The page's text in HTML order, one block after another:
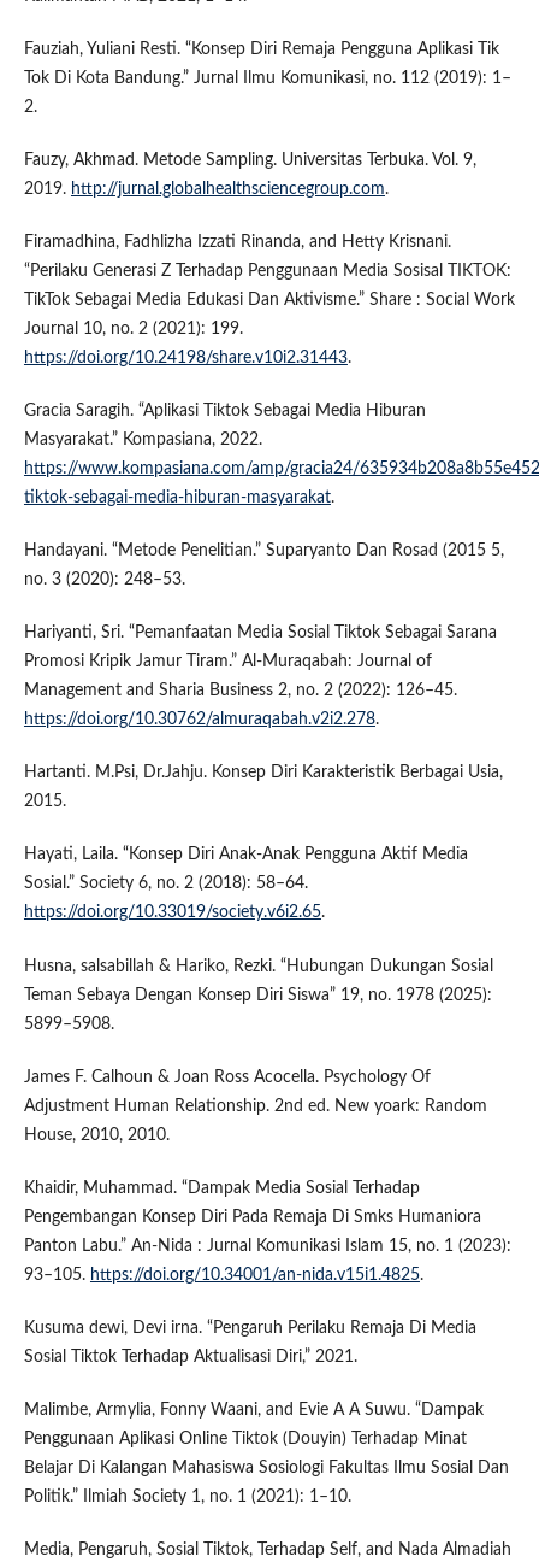
Fauziah, Yuliani Resti. “Konsep Diri Remaja Pengguna Aplikasi Tik
Tok Di Kota Bandung.” Jurnal Ilmu Komunikasi, no. 112 (2019): 1–
2.
Fauzy, Akhmad. Metode Sampling. Universitas Terbuka. Vol. 9,
2019. http://jurnal.globalhealthsciencegroup.com.
Firamadhina, Fadhlizha Izzati Rinanda, and Hetty Krisnani.
“Perilaku Generasi Z Terhadap Penggunaan Media Sosisal TIKTOK:
TikTok Sebagai Media Edukasi Dan Aktivisme.” Share : Social Work
Journal 10, no. 2 (2021): 199.
https://doi.org/10.24198/share.v10i2.31443.
Gracia Saragih. “Aplikasi Tiktok Sebagai Media Hiburan
Masyarakat.” Kompasiana, 2022.
https://www.kompasiana.com/amp/gracia24/
tiktok-sebagai-media-hiburan-masyarakat.
Handayani. “Metode Penelitian.” Suparyanto Dan Rosad (2015 5,
no. 3 (2020): 248–53.
Hariyanti, Sri. “Pemanfaatan Media Sosial Tiktok Sebagai Sarana
Promosi Kripik Jamur Tiram.” Al-Muraqabah: Journal of
Management and Sharia Business 2, no. 2 (2022): 126–45.
https://doi.org/10.30762/almuraqabah.v2i2.278.
Hartanti. M.Psi, Dr.Jahju. Konsep Diri Karakteristik Berbagai Usia,
2015.
Hayati, Laila. “Konsep Diri Anak-Anak Pengguna Aktif Media
Sosial.” Society 6, no. 2 (2018): 58–64.
https://doi.org/10.33019/society.v6i2.65.
Husna, salsabillah & Hariko, Rezki. “Hubungan Dukungan Sosial
Teman Sebaya Dengan Konsep Diri Siswa” 19, no. 1978 (2025):
5899–5908.
James F. Calhoun & Joan Ross Acocella. Psychology Of
Adjustment Human Relationship. 2nd ed. New yoark: Random
House, 2010, 2010.
Khaidir, Muhammad. “Dampak Media Sosial Terhadap
Pengembangan Konsep Diri Pada Remaja Di Smks Humaniora
Panton Labu.” An-Nida : Jurnal Komunikasi Islam 15, no. 1 (2023):
93–105. https://doi.org/10.34001/an-nida.v15i1.4825.
Kusuma dewi, Devi irna. “Pengaruh Perilaku Remaja Di Media
Sosial Tiktok Terhadap Aktualisasi Diri,” 2021.
Malimbe, Armylia, Fonny Waani, and Evie A A Suwu. “Dampak
Penggunaan Aplikasi Online Tiktok (Douyin) Terhadap Minat
Belajar Di Kalangan Mahasiswa Sosiologi Fakultas Ilmu Sosial Dan
Politik.” Ilmiah Society 1, no. 1 (2021): 1–10.
Media, Pengaruh, Sosial Tiktok, Terhadap Self, and Nada Almadiah